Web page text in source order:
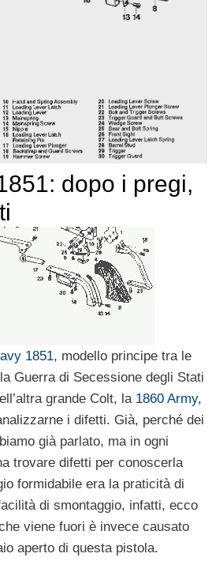
dopo i pregi,
1851, modello principe tra le
Guerra di Secessione degli Stati
grande Colt, la 1860 Army,
i difetti. Già, perché dei
già parlato, ma in ogni
trovare difetti per conoscerla
formidabile era la praticità di
di smontaggio, infatti, ecco
viene fuori è invece causato
aperto di questa pistola.